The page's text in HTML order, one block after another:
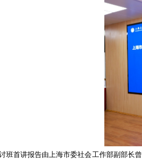
班首讲报告由上海市委社会工作部副部长